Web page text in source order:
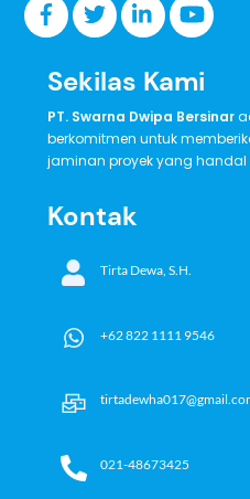
Sekilas Kami
PT. Swarna Dwipa Bersinar
berkomitmen untuk
jaminan proyek yang handal
Kontak
Tirta Dewa, S.H.
+62 822 1111 9546
021-48673425